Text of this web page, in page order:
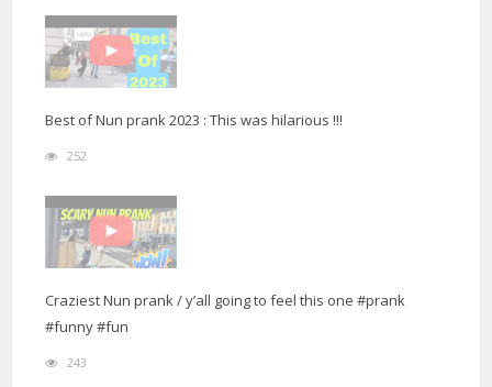
Best of Nun prank 2023 : This was hilarious !!!
252
Craziest Nun prank / y’all going to feel this one #prank
#funny #fun
243